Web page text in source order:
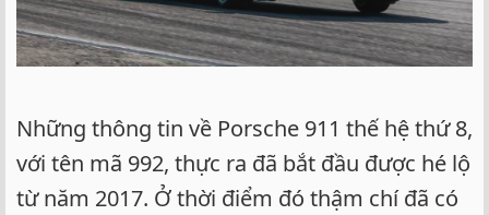
Những thông tin về Porsche 911 thế hệ thứ 8,
với tên mã 992, thực ra đã bắt đầu được hé lộ
từ năm 2017. Ở thời điểm đó thậm chí đã có